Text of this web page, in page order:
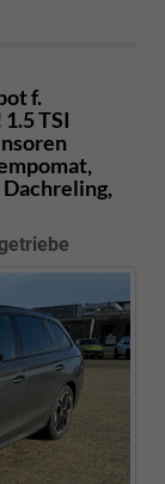
f.
TSI